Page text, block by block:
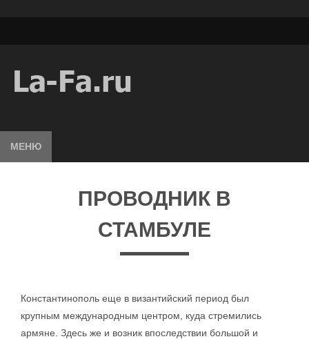
МЕНЮ
ПРОВОДНИК В
СТАМБУЛЕ
Константинополь еще в византийский период был
крупным международным центром, куда стремились
армяне. Здесь же и возник впоследствии большой и